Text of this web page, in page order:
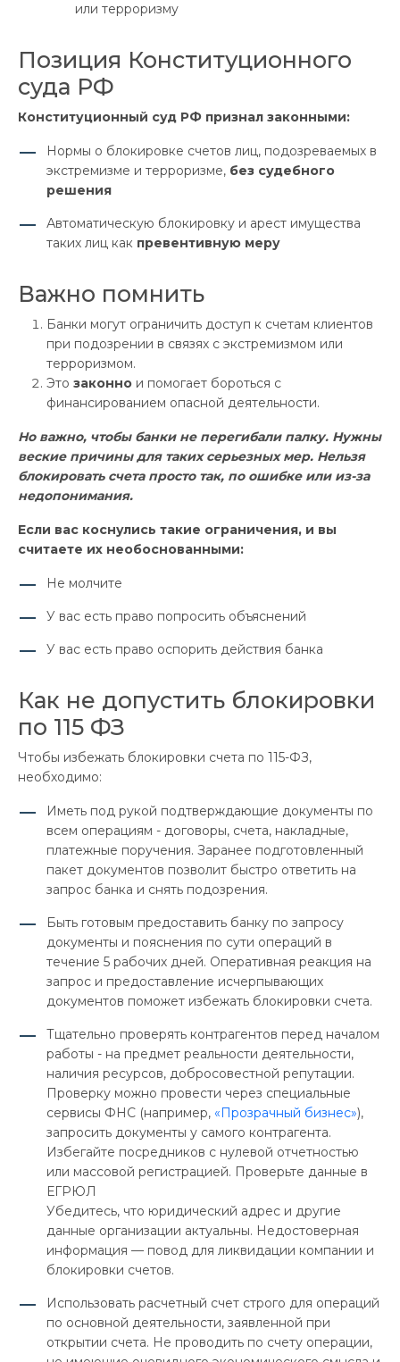
или терроризму
Позиция Конституционного
суда РФ
Конституционный суд РФ признал законными:
Нормы о блокировке счетов лиц, подозреваемых в
экстремизме и терроризме, без судебного
решения
Автоматическую блокировку и арест имущества
таких лиц как превентивную меру
Важно помнить
Банки могут ограничить доступ к счетам клиентов
при подозрении в связях с экстремизмом или
терроризмом.
Это законно и помогает бороться с
финансированием опасной деятельности.
Но важно, чтобы банки не перегибали палку. Нужны
веские причины для таких серьезных мер. Нельзя
блокировать счета просто так, по ошибке или из-за
недопонимания.
Если вас коснулись такие ограничения, и вы
считаете их необоснованными:
Не молчите
У вас есть право попросить объяснений
У вас есть право оспорить действия банка
Как не допустить блокировки
по 115 ФЗ
Чтобы избежать блокировки счета по 115-ФЗ,
необходимо:
Иметь под рукой подтверждающие документы по
всем операциям - договоры, счета, накладные,
платежные поручения. Заранее подготовленный
пакет документов позволит быстро ответить на
запрос банка и снять подозрения.
Быть готовым предоставить банку по запросу
документы и пояснения по сути операций в
течение 5 рабочих дней. Оперативная реакция на
запрос и предоставление исчерпывающих
документов поможет избежать блокировки счета.
Тщательно проверять контрагентов перед началом
работы - на предмет реальности деятельности,
наличия ресурсов, добросовестной репутации.
Проверку можно провести через специальные
сервисы ФНС (например, «Прозрачный бизнес»),
запросить документы у самого контрагента.
Избегайте посредников с нулевой отчетностью
или массовой регистрацией. Проверьте данные в
ЕГРЮЛ
Убедитесь, что юридический адрес и другие
данные организации актуальны. Недостоверная
информация — повод для ликвидации компании и
блокировки счетов.
Использовать расчетный счет строго для операций
по основной деятельности, заявленной при
открытии счета. Не проводить по счету операции,